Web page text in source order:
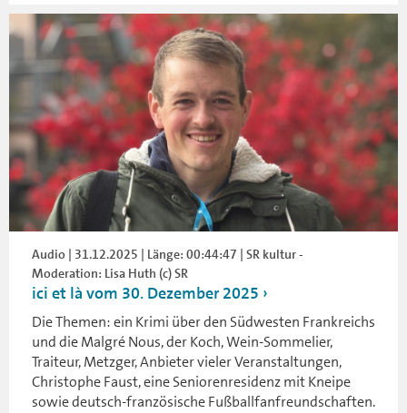
Audio | 31.12.2025 | Länge: 00:44:47 | SR kultur -
Moderation: Lisa Huth (c) SR
ici et là vom 30. Dezember 2025
Die Themen: ein Krimi über den Südwesten Frankreichs
und die Malgré Nous, der Koch, Wein-Sommelier,
Traiteur, Metzger, Anbieter vieler Veranstaltungen,
Christophe Faust, eine Seniorenresidenz mit Kneipe
sowie deutsch-französische Fußballfanfreundschaften.